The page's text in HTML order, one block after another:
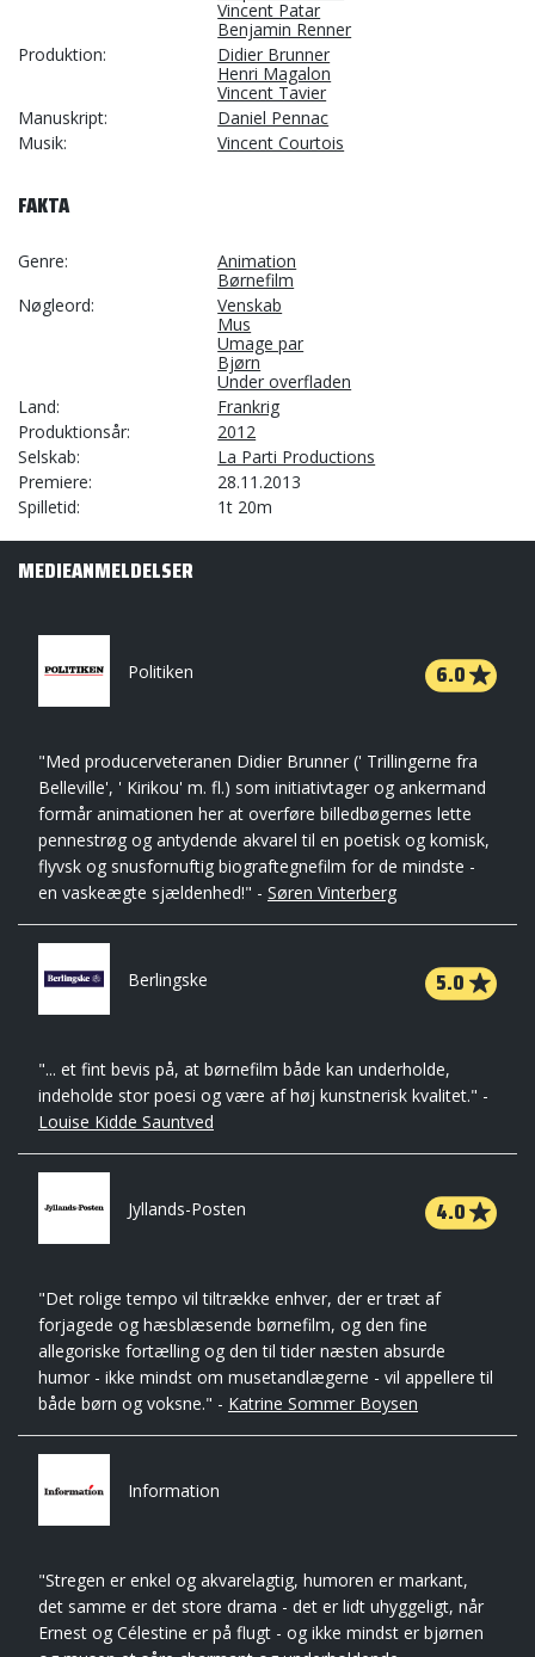
Vincent Patar
Benjamin Renner
Produktion
Didier Brunner
Henri Magalon
Vincent Tavier
Manuskript
Daniel Pennac
Musik
Vincent Courtois
FAKTA
Genre
Animation
Børnefilm
Nøgleord
Venskab
Mus
Umage par
Bjørn
Under overfladen
Land
Frankrig
Produktionsår
2012
Selskab
La Parti Productions
Premiere
28.11.2013
Spilletid
1t 20m
MEDIEANMELDELSER
Politiken 6.0
"Med producerveteranen Didier Brunner (' Trillingerne fra
Belleville', ' Kirikou' m. fl.) som initiativtager og ankermand
formår animationen her at overføre billedbøgernes lette
pennestrøg og antydende akvarel til en poetisk og komisk,
flyvsk og snusfornuftig biograftegnefilm for de mindste -
en vaskeægte sjældenhed!" - Søren Vinterberg
Berlingske 5.0
"... et fint bevis på, at børnefilm både kan underholde,
indeholde stor poesi og være af høj kunstnerisk kvalitet." -
Louise Kidde Sauntved
Jyllands-Posten 4.0
"Det rolige tempo vil tiltrække enhver, der er træt af
forjagede og hæsblæsende børnefilm, og den fine
allegoriske fortælling og den til tider næsten absurde
humor - ikke mindst om musetandlægerne - vil appellere til
både børn og voksne." - Katrine Sommer Boysen
Information
"Stregen er enkel og akvarelagtig, humoren er markant,
det samme er det store drama - det er lidt uhyggeligt, når
Ernest og Célestine er på flugt - og ikke mindst er bjørnen